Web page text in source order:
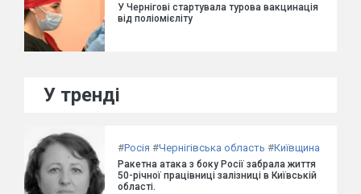
У Чернігові стартувала турова вакцинація
від поліомієліту
У тренді
#Росія #Чернігівська область #Київщина
Ракетна атака з боку Росії забрала життя
50-річної працівниці залізниці в Київській
області.